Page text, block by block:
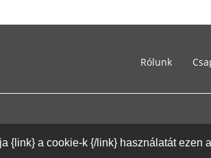
{link} a cookie-k {/link} használatát
Rólunk
©